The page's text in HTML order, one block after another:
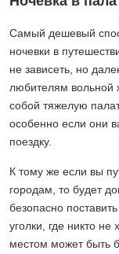
Самый дешевый
ночевки в
не зависеть, но
любителям вольной
собой тяжелую
особенно если они
поездку.
К тому же если вы
городам, то будет
безопасно
уголки, где никто
местом может быть